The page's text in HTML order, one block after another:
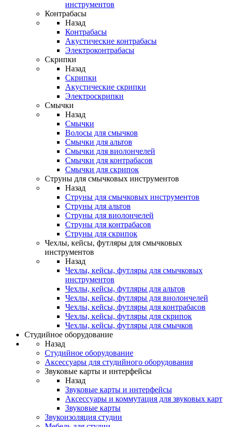
инструментов
Контрабасы
Назад
Контрабасы
Акустические контрабасы
Электроконтрабасы
Скрипки
Назад
Скрипки
Акустические скрипки
Электроскрипки
Смычки
Назад
Смычки
Волосы для смычков
Смычки для альтов
Смычки для виолончелей
Смычки для контрабасов
Смычки для скрипок
Струны для смычковых инструментов
Назад
Струны для смычковых инструментов
Струны для альтов
Струны для виолончелей
Струны для контрабасов
Струны для скрипок
Чехлы, кейсы, футляры для смычковых
инструментов
Назад
Чехлы, кейсы, футляры для смычковых
инструментов
Чехлы, кейсы, футляры для альтов
Чехлы, кейсы, футляры для виолончелей
Чехлы, кейсы, футляры для контрабасов
Чехлы, кейсы, футляры для скрипок
Чехлы, кейсы, футляры для смычков
Студийное оборудование
Назад
Студийное оборудование
Аксессуары для студийного оборудования
Звуковые карты и интерфейсы
Назад
Звуковые карты и интерфейсы
Аксессуары и коммутация для звуковых карт
Звуковые карты
Звукоизоляция студии